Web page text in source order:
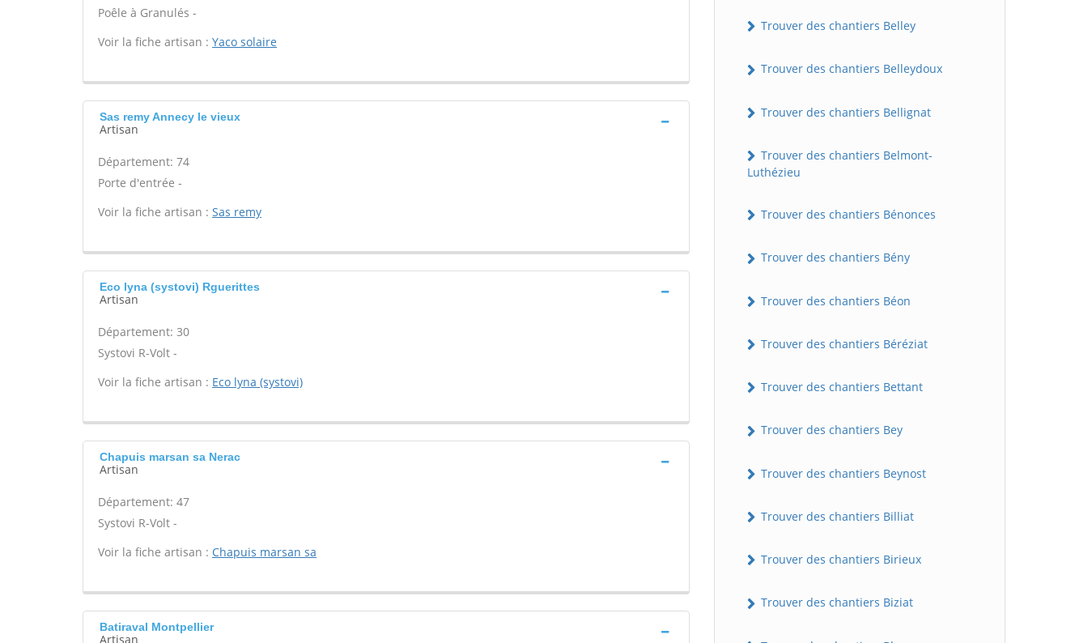
Poêle à Granulés -
Voir la fiche artisan : Yaco solaire
Sas remy Annecy le vieux
Artisan
Département: 74
Porte d'entrée -
Voir la fiche artisan : Sas remy
Eco lyna (systovi) Rguerittes
Artisan
Département: 30
Systovi R-Volt -
Voir la fiche artisan : Eco lyna (systovi)
Chapuis marsan sa Nerac
Artisan
Département: 47
Systovi R-Volt -
Voir la fiche artisan : Chapuis marsan sa
Batiraval Montpellier
Artisan
Trouver des chantiers Belley
Trouver des chantiers Belleydoux
Trouver des chantiers Bellignat
Trouver des chantiers Belmont-
Luthézieu
Trouver des chantiers Bénonces
Trouver des chantiers Bény
Trouver des chantiers Béon
Trouver des chantiers Béréziat
Trouver des chantiers Bettant
Trouver des chantiers Bey
Trouver des chantiers Beynost
Trouver des chantiers Billiat
Trouver des chantiers Birieux
Trouver des chantiers Biziat